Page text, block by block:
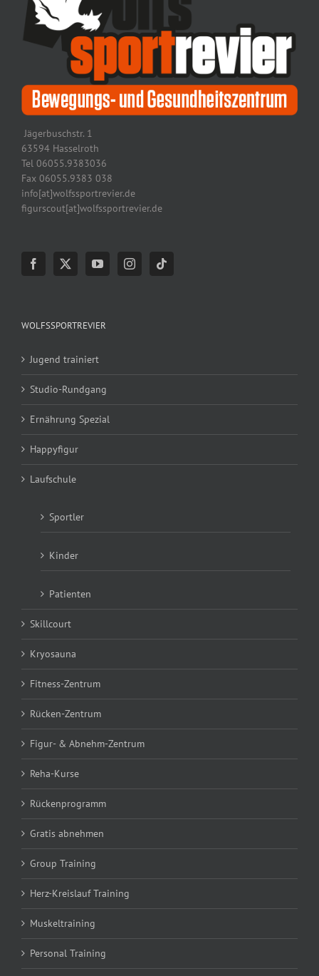
Jägerbuschstr. 1
63594 Hasselroth
Tel 06055.9383036
Fax 06055.9383 038
info[at]wolfssportrevier.de
figurscout[at]wolfssportrevier.de
WOLFSSPORTREVIER
Jugend trainiert
Studio-Rundgang
Ernährung Spezial
Happyfigur
Laufschule
Sportler
Kinder
Patienten
Skillcourt
Kryosauna
Fitness-Zentrum
Rücken-Zentrum
Figur- & Abnehm-Zentrum
Reha-Kurse
Rückenprogramm
Gratis abnehmen
Group Training
Herz-Kreislauf Training
Muskeltraining
Personal Training